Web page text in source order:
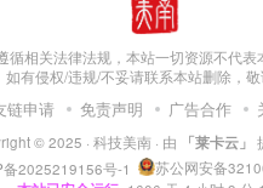
循相关法律法规，本站一切资源不代表
如有侵权/违规/不妥请联系本站删除，
链申请 免责声明 广告合作
© 2025 · 科技美南 · 由 「莱卡云」
备2025219156号-1
苏公网安备